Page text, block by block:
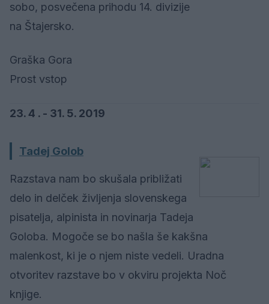
sobo, posvečena prihodu 14. divizije
na Štajersko.
Graška Gora
Prost vstop
23. 4 . - 31. 5. 2019
Tadej Golob
Razstava nam bo skušala približati
delo in delček življenja slovenskega
pisatelja, alpinista in novinarja Tadeja
Goloba. Mogoče se bo našla še kakšna
malenkost, ki je o njem niste vedeli. Uradna
otvoritev razstave bo v okviru projekta Noč
knjige.